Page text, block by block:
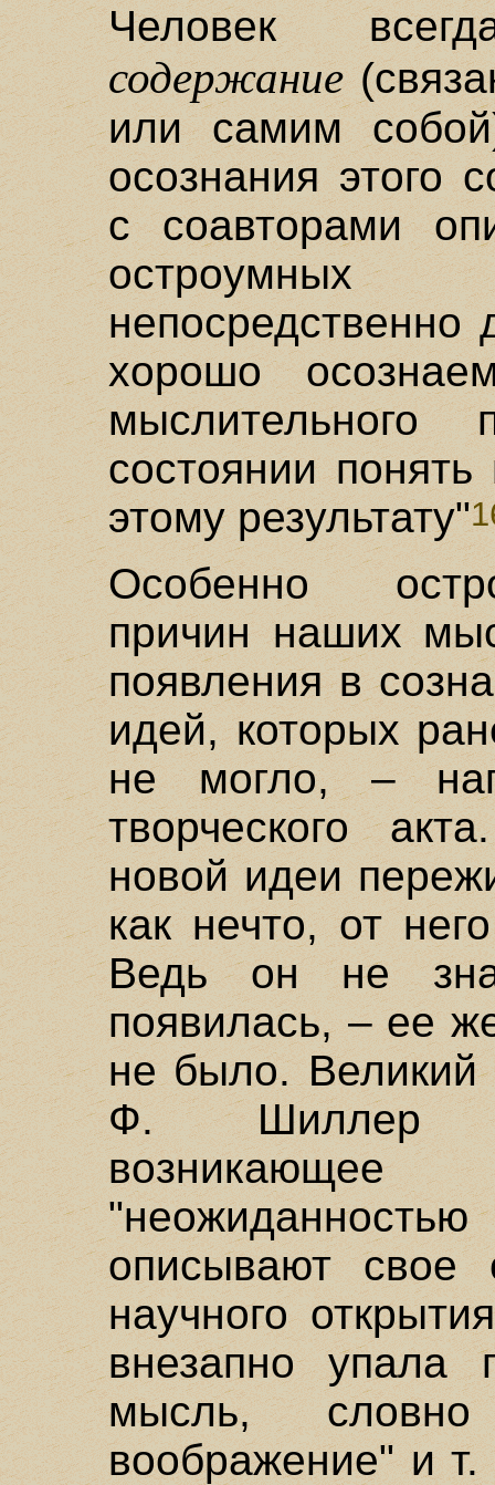
Человек
содержание
или самим
осознания этого
с соавторами
остроумных
хорошо
состоянии
этому результату"
Особенно
причин наших
появления в
идей, которых
не могло, –
творческого
новой идеи
как нечто, от
Ведь он не
появилась, – ее
не было. Великий
Ф. Шиллер
описывают свое
научного
внезапно упала
мысль,
воображение" и